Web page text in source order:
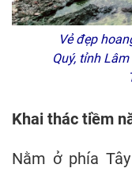
Vẻ đẹp
Quý, tỉnh
Khai thác tiềm
Nằm ở phía